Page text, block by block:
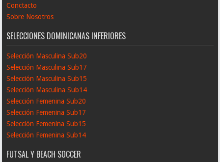
Conctacto
Sobre Nosotros
SELECCIONES DOMINICANAS INFERIORES
Selección Masculina Sub20
Selección Masculina Sub17
Selección Masculina Sub15
Selección Masculina Sub14
Selección Femenina Sub20
Selección Femenina Sub17
Selección Femenina Sub15
Selección Femenina Sub14
FUTSAL Y BEACH SOCCER